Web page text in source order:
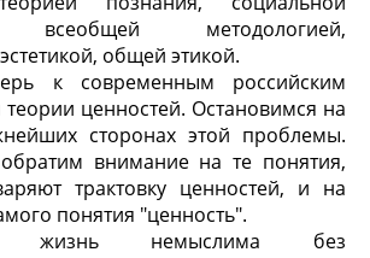
всеобщей методологией,
общей этикой.
к современным российским
ценностей. Остановимся на
сторонах этой проблемы.
внимание на те понятия,
трактовку ценностей, и на
понятия "ценность".
жизнь немыслима без